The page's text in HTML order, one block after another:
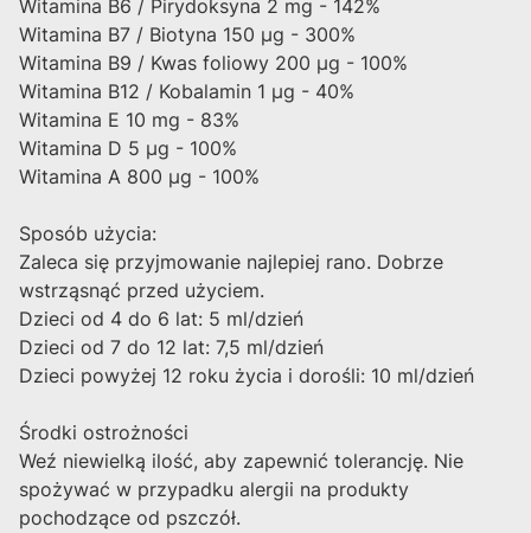
Witamina B6 / Pirydoksyna 2 mg - 142%
Witamina B7 / Biotyna 150 µg - 300%
Witamina B9 / Kwas foliowy 200 µg - 100%
Witamina B12 / Kobalamin 1 µg - 40%
Witamina E 10 mg - 83%
Witamina D 5 µg - 100%
Witamina A 800 µg - 100%
Sposób użycia:
Zaleca się przyjmowanie najlepiej rano. Dobrze
wstrząsnąć przed użyciem.
Dzieci od 4 do 6 lat: 5 ml/dzień
Dzieci od 7 do 12 lat: 7,5 ml/dzień
Dzieci powyżej 12 roku życia i dorośli: 10 ml/dzień
Środki ostrożności
Weź niewielką ilość, aby zapewnić tolerancję. Nie
spożywać w przypadku alergii na produkty
pochodzące od pszczół.